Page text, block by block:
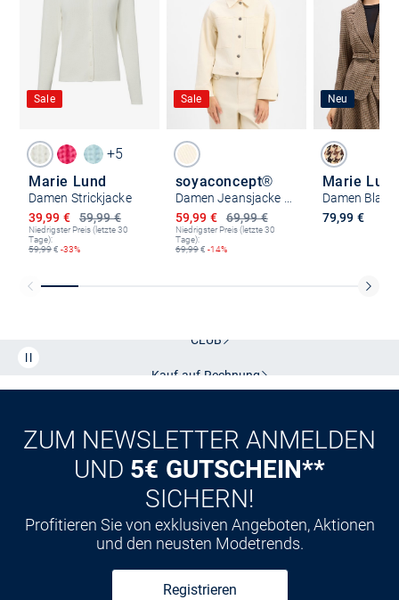
Sale
+5
Marie Lund
Damen Strickjacke
59,99 €
Ermäßigter Preis
39,99 €
Niedrigster Preis (letzte 30
Tage):
59,99€ -33%
Sale
soyaconcept®
69,99 €
Ermäßigter Preis
59,99 €
Niedrigster Preis (letzte 30
Tage):
69,99€ -14%
Neu
Damen Blazer
79,99 €
CLUB
Kauf auf Rechnung
ZUM NEWSLETTER ANMELDEN
UND 5€ GUTSCHEIN**
SICHERN!
Profitieren Sie von exklusiven Angeboten, Aktionen
und den neusten Modetrends.
Registrieren